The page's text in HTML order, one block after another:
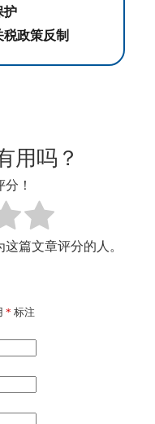
护
政策反制
用吗？
！
篇文章评分的人。
* 标注